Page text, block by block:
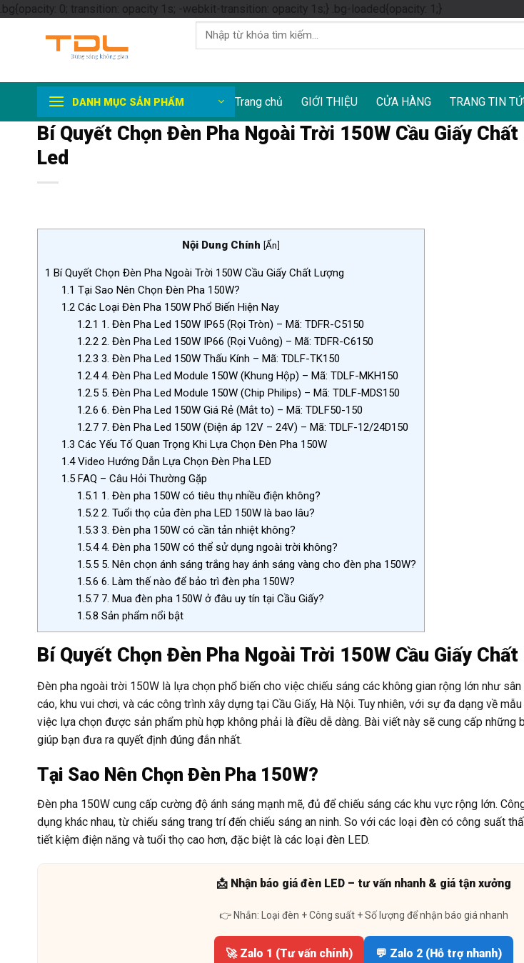
.bg{opacity: 0; transition: opacity 1s; -webkit-transition: opacity 1s;} .bg-loaded{opacity: 1;}Skip
to
Tìm
kiếm:
DANH MỤC SẢN PHẨM Trang chủ GIỚI THIỆU CỬA HÀNG TRANG TIN
Bí Quyết Chọn Đèn Pha Ngoài Trời 150W Cầu Giấy
Led
Nội Dung Chính [Ẩn]
1 Bí Quyết Chọn Đèn Pha Ngoài Trời 150W Cầu Giấy Chất Lượng
1.1 Tại Sao Nên Chọn Đèn Pha 150W?
1.2Các Loại Đèn Pha 150W Phổ Biến Hiện Nay
1.2.1 1. Đèn Pha Led 150W IP65 (Rọi Tròn) – Mã: TDFR-C5150
1.2.2 2. Đèn Pha Led 150W IP66 (Rọi Vuông) – Mã: TDFR-C6150
1.2.3 3. Đèn Pha Led 150W Thấu Kính – Mã: TDLF-TK150
1.2.44. Đèn Pha Led Module 150W (Khung Hộp) – Mã: TDLF-MKH150
1.2.5 5. Đèn Pha Led Module 150W (Chip Philips) – Mã: TDLF-MDS150
1.2.6 6. Đèn Pha Led 150W Giá Rẻ (Mắt to) – Mã: TDLF50-150
1.2.7 7. Đèn Pha Led 150W (Điện áp 12V – 24V) – Mã: TDLF-12/24D150
1.3 Các Yếu Tố Quan Trọng Khi Lựa Chọn Đèn Pha 150W
1.4Video Hướng Dẫn Lựa Chọn Đèn Pha LED
1.5FAQ – Câu Hỏi Thường Gặp
1.5.1 1. Đèn pha 150W có tiêu thụ nhiều điện không?
1.5.2 2. Tuổi thọ của đèn pha LED 150W là bao lâu?
1.5.3 3. Đèn pha 150W có cần tản nhiệt không?
1.5.44. Đèn pha 150W có thể sử dụng ngoài trời không?
1.5.5 5. Nên chọn ánh sáng trắng hay ánh sáng vàng cho đèn pha 150W?
1.5.6 6. Làm thế nào để bảo trì đèn pha 150W?
1.5.7 7. Mua đèn pha 150W ở đâu uy tín tại Cầu Giấy?
1.5.8 Sản phẩm nổi bật
Bí Quyết Chọn Đèn Pha Ngoài Trời 150W Cầu Giấy
Đèn pha ngoài trời 150W là lựa chọn phổ biến cho việc chiếu sáng các không gian rộng lớn như
cáo, khu vui chơi, và các công trình xây dựng tại Cầu Giấy, Hà Nội. Tuy nhiên, với sự đa dạng về
việc lựa chọn được sản phẩm phù hợp không phải là điều dễ dàng. Bài viết này sẽ cung cấp những
giúp bạn đưa ra quyết định đúng đắn nhất.
Tại Sao Nên Chọn Đèn Pha 150W?
Đèn pha 150W cung cấp cường độ ánh sáng mạnh mẽ, đủ để chiếu sáng các khu vực rộng lớn.
dụng khác nhau, từ chiếu sáng trang trí đến chiếu sáng an ninh. So với các loại đèn có công suất
tiết kiệm điện năng và tuổi thọ cao hơn, đặc biệt là các loại đèn LED.
📩 Nhận báo giá đèn LED – tư vấn nhanh & giá tận xưởng
👉 Nhắn: Loại đèn + Công suất + Số lượng để nhận báo giá nhanh
🚀 Zalo 1 (Tư vấn chính) 💬 Zalo 2 (Hỗ trợ nhanh)